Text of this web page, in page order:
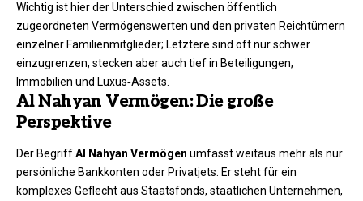
Wichtig ist hier der Unterschied zwischen öffentlich
zugeordneten Vermögenswerten und den privaten Reichtümern
einzelner Familienmitglieder; Letztere sind oft nur schwer
einzugrenzen, stecken aber auch tief in Beteiligungen,
Immobilien und Luxus‑Assets.
Al Nahyan Vermögen: Die große
Perspektive
Der BegriffAl Nahyan Vermögen umfasst weitaus mehr als nur
persönliche Bankkonten oder Privatjets. Er steht für ein
komplexes Geflecht aus Staatsfonds, staatlichen Unternehmen,